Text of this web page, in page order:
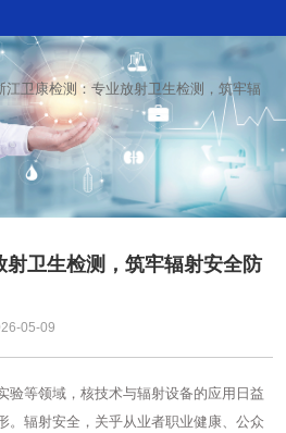
江卫康检测：专业放射卫生检测，筑牢辐
卫生检测，筑牢辐射安全防
05-09
验等领域，核技术与辐射设备的应用日益
。辐射安全，关乎从业者职业健康、公众